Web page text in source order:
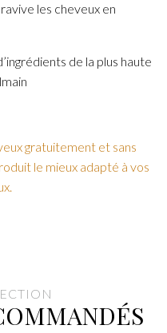
les cheveux en
de la plus haute
gratuitement et sans
le mieux adapté à vos